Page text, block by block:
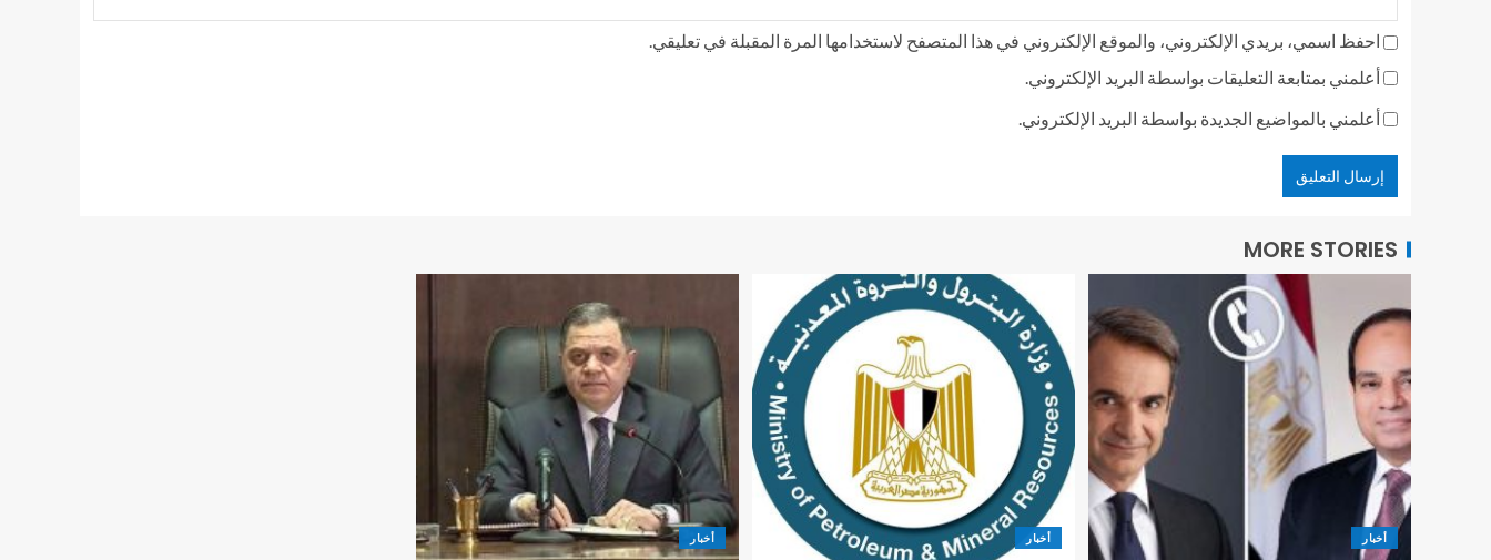
احفظ اسمي، بريدي الإلكتروني، والموقع الإلكتروني في هذا المتصفح لاستخدامها المرة المقبلة في تعليقي.
أعلمني بمتابعة التعليقات بواسطة البريد الإلكتروني.
أعلمني بالمواضيع الجديدة بواسطة البريد الإلكتروني.
MORE STORIES
أخبار أخبار أخبار